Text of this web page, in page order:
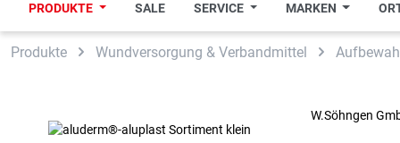
Zur Suche springen
Zur Hauptnavigation springen
PRODUKTE SALE SERVICE MARKEN
Produkte Wundversorgung & Verbandmittel
W.Söhngen